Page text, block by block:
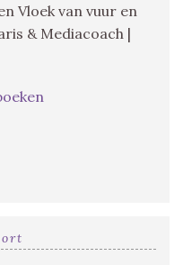
Vloek van vuur en
& Mediacoach |